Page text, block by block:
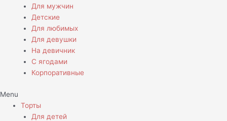
Для мужчин
Детские
Для любимых
Для девушки
На девичник
С ягодами
Корпоративные
Menu
Торты
Для детей